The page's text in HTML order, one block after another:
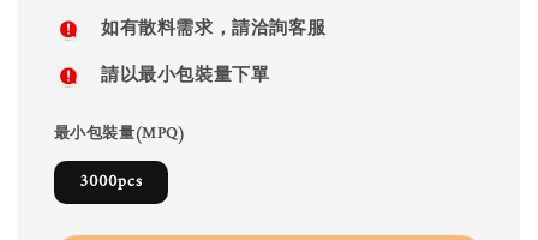
如有散料需求，請洽詢客服
請以最小包裝量下單
最小包裝量(MPQ)
3000pcs